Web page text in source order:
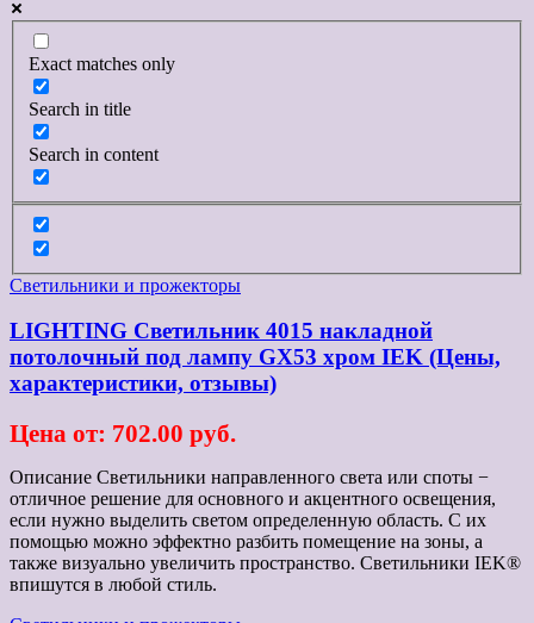
Exact matches only
Search in title
Search in content
Светильники и прожекторы
LIGHTING Светильник 4015 накладной
потолочный под лампу GX53 хром IEK (Цены,
характеристики, отзывы)
Цена от: 702.00 руб.
Описание Светильники направленного света или споты −
отличное решение для основного и акцентного освещения,
если нужно выделить светом определенную область. С их
помощью можно эффектно разбить помещение на зоны, а
также визуально увеличить пространство. Светильники IEK®
впишутся в любой стиль.